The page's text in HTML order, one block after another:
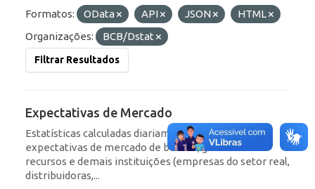
Formatos: OData API JSON
HTML
Organizações:
BCB/Dstat
Filtrar Resultados
Expectativas de Mercado
Estatísticas calculadas diariamente com base nas
expectativas de mercado de bancos, gestores de
recursos e demais instituições (empresas do setor real,
distribuidoras,...